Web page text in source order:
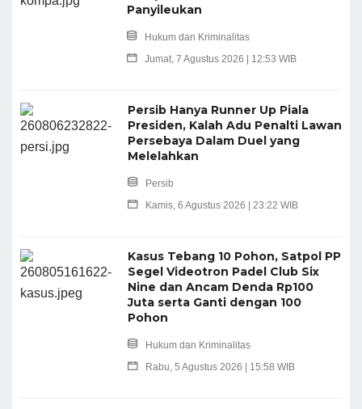
Panyileukan
Hukum dan Kriminalitas
Jumat, 7 Agustus 2026 | 12:53 WIB
Persib Hanya Runner Up Piala
Presiden, Kalah Adu Penalti Lawan
Persebaya Dalam Duel yang
Melelahkan
Persib
Kamis, 6 Agustus 2026 | 23:22 WIB
Kasus Tebang 10 Pohon, Satpol PP
Segel Videotron Padel Club Six
Nine dan Ancam Denda Rp100
Juta serta Ganti dengan 100
Pohon
Hukum dan Kriminalitas
Rabu, 5 Agustus 2026 | 15:58 WIB